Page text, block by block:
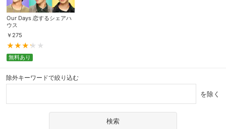
Our Days 恋するシェアハ
ウス
￥ 275
無料あり
除外キーワードで絞り込む
を除く